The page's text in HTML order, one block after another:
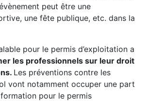
peut être une
une fête publique, etc. dans la
pour le permis d’exploitation a
les professionnels sur leur droit
Les préventions contre les
vont notamment occuper une part
pour le permis